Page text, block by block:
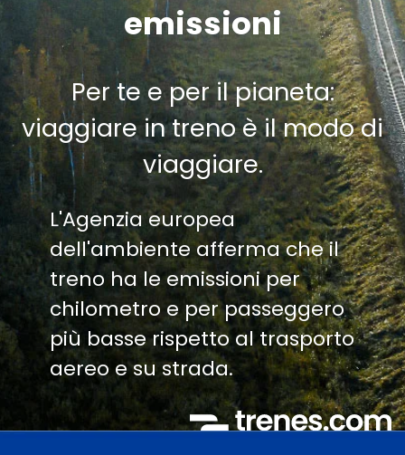
emissioni
Per te e per il pianeta:
viaggiare in treno è il modo di
viaggiare.
L'Agenzia europea
dell'ambiente afferma che il
treno ha le emissioni per
chilometro e per passeggero
più basse rispetto al trasporto
aereo e su strada.